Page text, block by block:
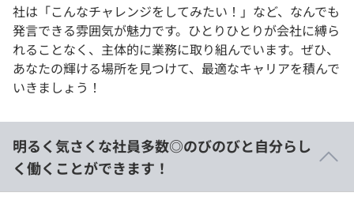
社は「こんなチャレンジをしてみたい！」など、なんでも
発言できる雰囲気が魅力です。ひとりひとりが会社に縛ら
れることなく、主体的に業務に取り組んでいます。ぜひ、
あなたの輝ける場所を見つけて、最適なキャリアを積んで
いきましょう！
明るく気さくな社員多数◎のびのびと自分らし
く働くことができます！